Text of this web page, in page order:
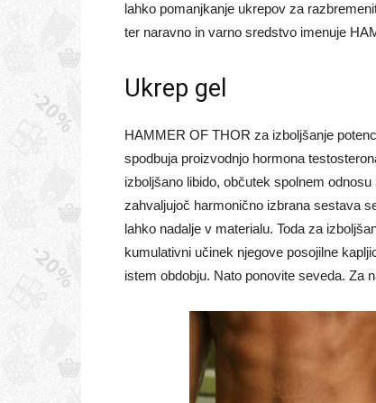
lahko pomanjkanje ukrepov za
ter naravno in varno sredstvo imenuje
Ukrep gel
HAMMER OF THOR za izboljšanje
spodbuja proizvodnjo hormona
izboljšano libido, občutek spolnem
zahvaljujoč harmonično izbrana sestava
lahko nadalje v materialu. Toda za
kumulativni učinek njegove posojilne
istem obdobju. Nato ponovite seveda. Za